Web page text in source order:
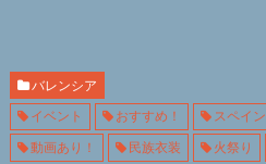
バレンシア
イベント
おすすめ！ スペイン
動画あり！
民族衣装 火祭り